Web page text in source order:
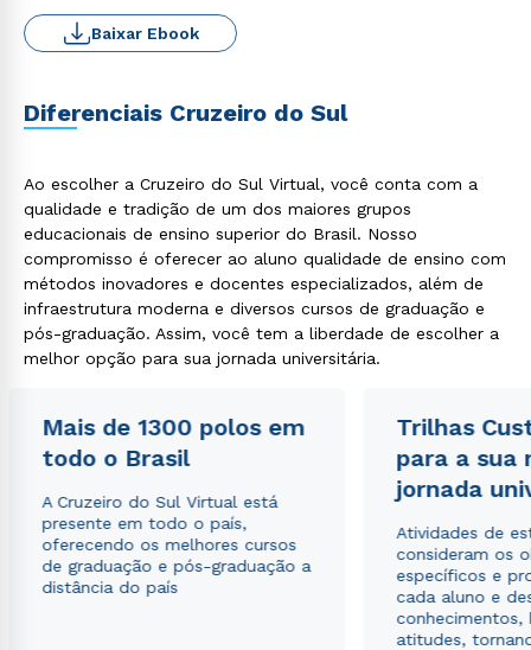
Baixar Ebook
Diferenciais Cruzeiro do Sul
Ao escolher a Cruzeiro do Sul Virtual, você conta com a
qualidade e tradição de um dos maiores grupos
educacionais de ensino superior do Brasil. Nosso
compromisso é oferecer ao aluno qualidade de ensino com
métodos inovadores e docentes especializados, além de
infraestrutura moderna e diversos cursos de graduação e
pós-graduação. Assim, você tem a liberdade de escolher a
melhor opção para sua jornada universitária.
Mais de 1300 polos em
todo o Brasil
A Cruzeiro do Sul Virtual está
presente em todo o país,
oferecendo os melhores cursos
de graduação e pós-graduação a
distância do país
Trilhas
para a sua
jornada
Atividades de
consideram os
específicos e
cada aluno e
conhecimentos,
atitudes,